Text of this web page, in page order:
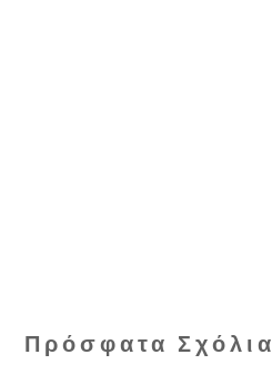
Πρόσφατα Σχόλια